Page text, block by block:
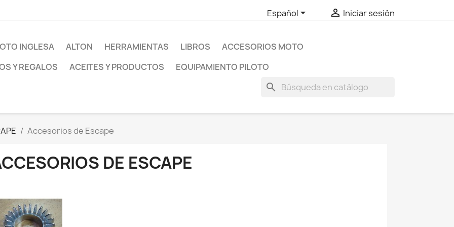
Español  Iniciar sesión
INGLESA ALTON HERRAMIENTAS LIBROS
ACCESORIOS MOTO
Y REGALOS
ACEITES Y PRODUCTOS EQUIPAMIENTO PILOTO
search
Accesorios de Escape
DE ESCAPE